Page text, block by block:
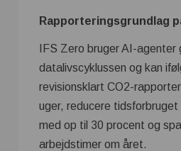
Rapporteringsgrundlag
IFS Zero bruger AI-agenter
datalivscyklussen og kan
revisionsklart CO2-
uger, reducere
med op til 30 procent og
arbejdstimer om året.